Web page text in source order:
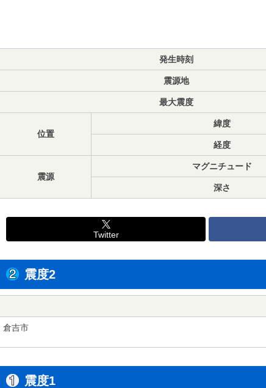
発生時刻
震源地
最大震度
位置
緯度
経度
震源
マグニチュード
深さ
Twitter
震度2
倉吉市
震度1